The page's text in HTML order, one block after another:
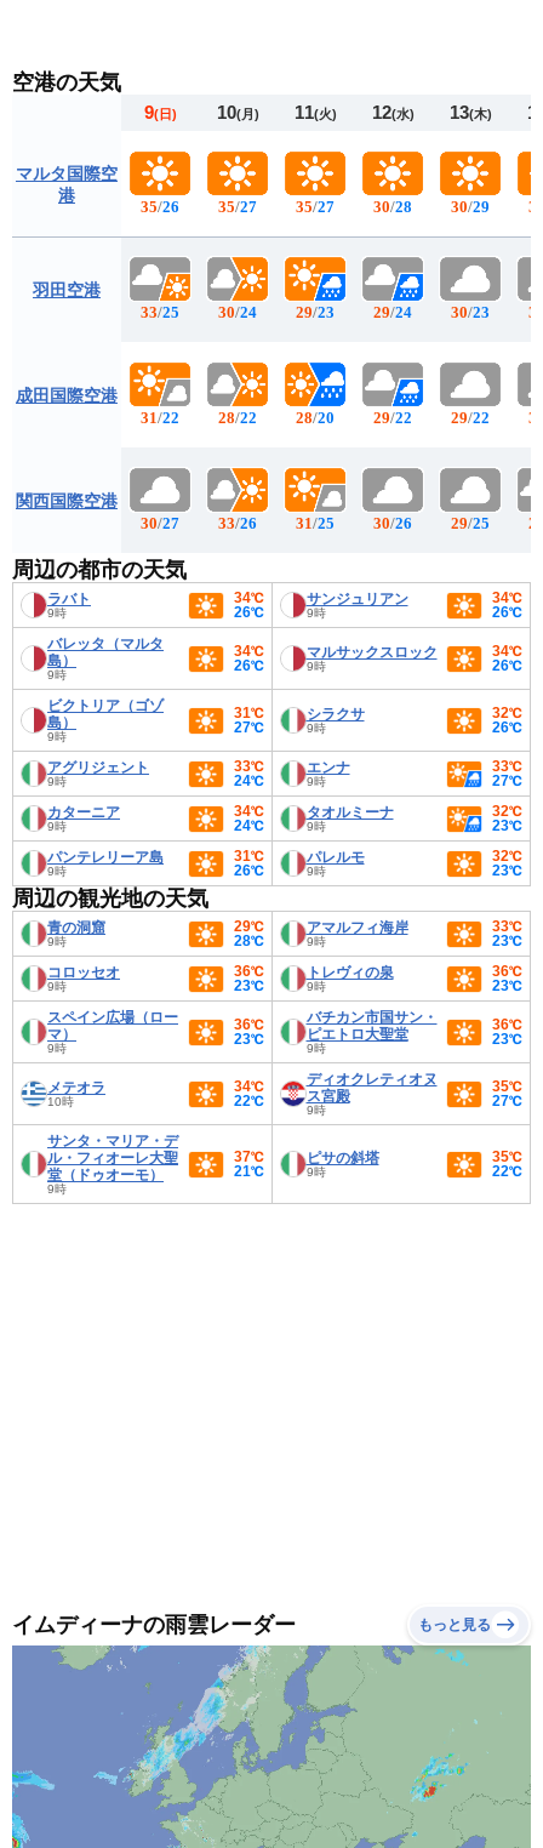
空港の天気
マルタ国際空
港
羽田空港
成田国際空港
関西国際空港
9(日)
35/26
33/25
31/22
30/27
10(月)
35/27
30/24
28/22
33/26
11(火)
35/27
29/23
28/20
31/25
12(水)
30/28
29/24
29/22
30/26
13(木)
30/29
30/23
29/22
29/25
周辺の都市の天気
ラバト
9時
34℃
26℃
サンジュリアン
9時
34℃
26℃
バレッタ（マルタ
島）
9時
34℃
26℃
マルサックスロック
9時
34℃
26℃
ビクトリア（ゴゾ
島）
9時
31℃
27℃
シラクサ
9時
32℃
26℃
アグリジェント
9時
33℃
24℃
エンナ
9時
33℃
27℃
カターニア
9時
34℃
24℃
タオルミーナ
9時
32℃
23℃
パンテレリーア島
9時
31℃
26℃
パレルモ
9時
32℃
23℃
周辺の観光地の天気
青の洞窟
9時
29℃
28℃
アマルフィ海岸
9時
33℃
23℃
コロッセオ
9時
36℃
23℃
トレヴィの泉
9時
36℃
23℃
スペイン広場（ロー
マ）
9時
36℃
23℃
バチカン市国サン・
ピエトロ大聖堂
9時
36℃
23℃
メテオラ
10時
34℃
22℃
ディオクレティオヌ
ス宮殿
9時
35℃
27℃
サンタ・マリア・デ
ル・フィオーレ大聖
堂（ドゥオーモ）
9時
37℃
21℃
ピサの斜塔
9時
35℃
22℃
イムディーナの雨雲レーダー もっと見る